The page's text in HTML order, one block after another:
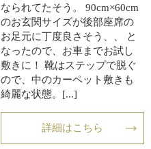
なられてたそう。 90cm×60cm
のお玄関サイズが後部座席の
お足元に丁度良さそう、、 と
なったので、お車までお試し
敷きに！ 靴はステップで脱ぐ
ので、中のカーペット敷きも
綺麗な状態。[...]
詳細はこちら